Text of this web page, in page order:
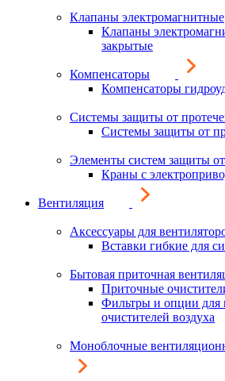
Клапаны электромагнитные
Клапаны
закрытые
Компенсаторы
Компенсаторы
Системы защиты от
Системы защиты от
Элементы систем защиты
Краны с
Вентиляция
Аксессуары для
Вставки гибкие для
Бытовая приточная
Приточные
Фильтры и опции для
очистителей воздуха
Моноблочные